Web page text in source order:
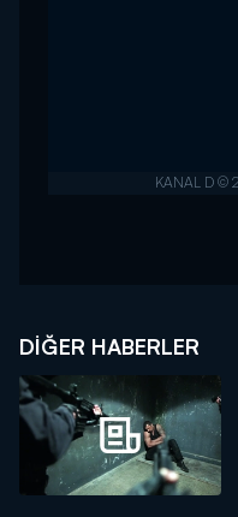
DIĞER HABERLER